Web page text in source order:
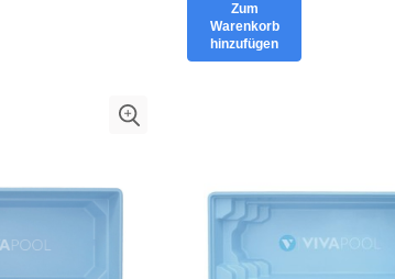
Zum
Warenkorb
hinzufügen